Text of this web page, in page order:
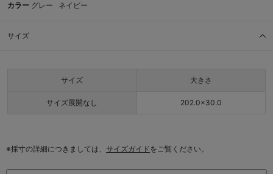
カラー グレー ネイビー
サイズ
サイズ 大きさ
サイズ展開なし 202.0×30.0
※採寸の詳細につきましては、 サイズガイドをご覧ください。